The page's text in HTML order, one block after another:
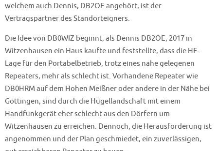
welchem auch Dennis, DB2OE angehört, ist der
Vertragspartner des Standorteigners.
Die Idee von DB0WIZ beginnt, als Dennis DB2OE, 2017 in
Witzenhausen ein Haus kaufte und feststellte, dass die HF-
Lage für den Portabelbetrieb, trotz eines nahe gelegenen
Repeaters, mehr als schlecht ist. Vorhandene Repeater wie
DB0HRM auf dem Hohen Meißner oder andere in der Nähe bei
Göttingen, sind durch die Hügellandschaft mit einem
Handfunkgerät eher schlecht aus den Dörfern um
Witzenhausen zu erreichen. Dennoch, die Herausforderung ist
angenommen und der Plan geschmiedet, ein zuverlässigen,